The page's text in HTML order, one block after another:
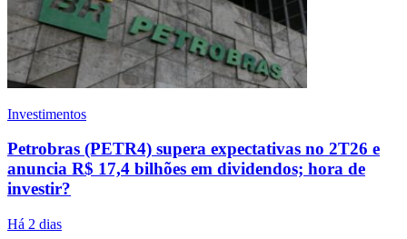
Investimentos
Petrobras (PETR4) supera expectativas no 2T26 e
anuncia R$ 17,4 bilhões em dividendos; hora de
investir?
Há 2 dias